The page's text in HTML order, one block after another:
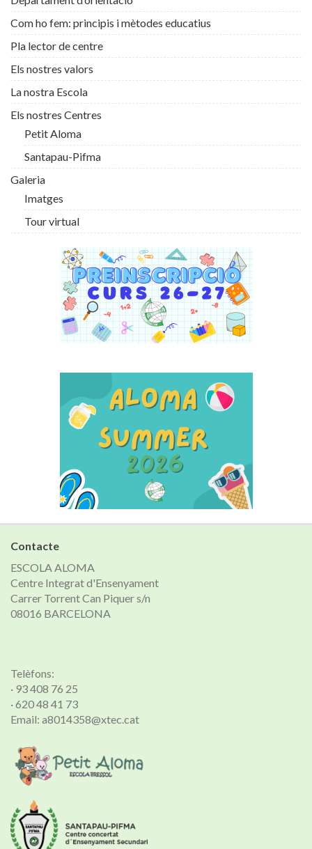
Com ho fem: principis i mètodes educatius
Pla lector de centre
Els nostres valors
La nostra Escola
Els nostres Centres
Petit Aloma
Santapau-Pifma
Galeria
Imatges
Tour virtual
Contacte
ESCOLA ALOMA
Centre Integrat d'Ensenyament
Carrer Torrent Can Piquer s/n
08016 BARCELONA
Telèfons:
· 93 408 76 25
· 620 48 41 73
Email: a8014358@xtec.cat